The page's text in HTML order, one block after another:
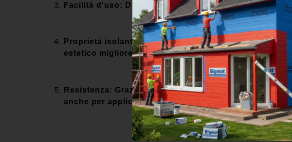
Facilità d'uso: Di solito, è facile da applicare, sia a
Proprietà isolanti: Aiuta a prevenire la formazione di
estetico migliore.
Resistenza: Grazie alla sua formulazione, il primer
anche per applicazioni esterne.